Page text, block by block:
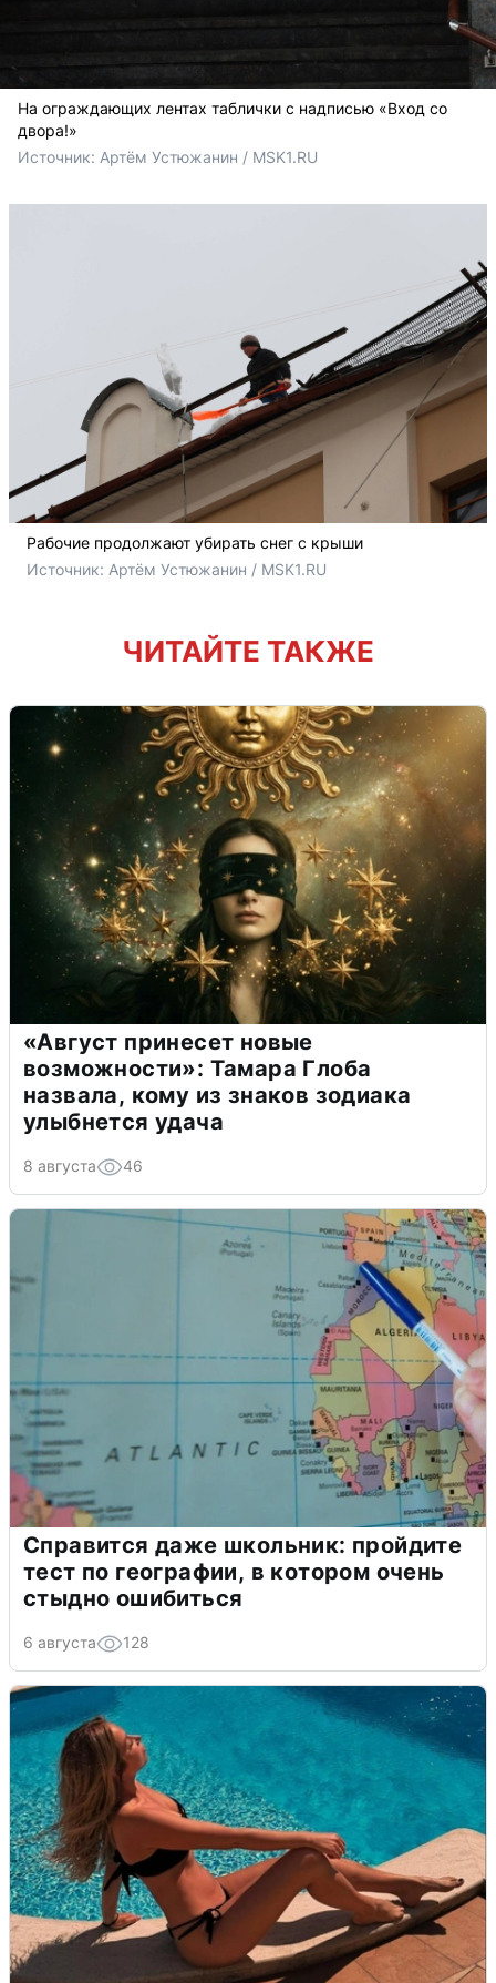
На ограждающих лентах таблички с надписью «Вход со
двора!»
Источник: Артём Устюжанин / MSK1.RU
Рабочие продолжают убирать снег с крыши
Источник: Артём Устюжанин / MSK1.RU
ЧИТАЙТЕ ТАКЖЕ
«Август принесет новые
возможности»: Тамара Глоба
назвала, кому из знаков зодиака
улыбнется удача
8 августа 46
Справится даже школьник: пройдите
тест по географии, в котором очень
стыдно ошибиться
6 августа 128